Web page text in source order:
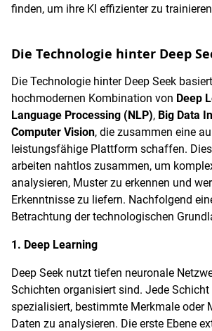
finden, um ihre KI effizienter zu
Die Technologie hinter Deep
Die Technologie hinter Deep Seek
hochmodernen Kombination von Deep
Language Processing (NLP), Big Data
Computer Vision, die zusammen eine
leistungsfähige Plattform schaffen.
arbeiten nahtlos zusammen, um
analysieren, Muster zu erkennen und
Erkenntnisse zu liefern. Nachfolgend
Betrachtung der technologischen
1. Deep Learning
Deep Seek nutzt tiefen neuronale
Schichten organisiert sind. Jede
spezialisiert, bestimmte Merkmale oder
Daten zu analysieren. Die erste Ebene